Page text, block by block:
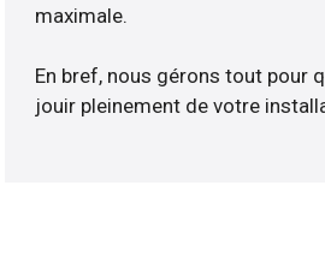
maximale.
En bref, nous gérons tout pour
jouir pleinement de votre